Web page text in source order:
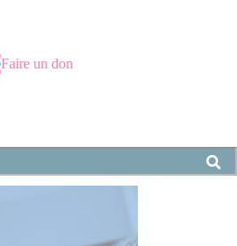
Faire un don